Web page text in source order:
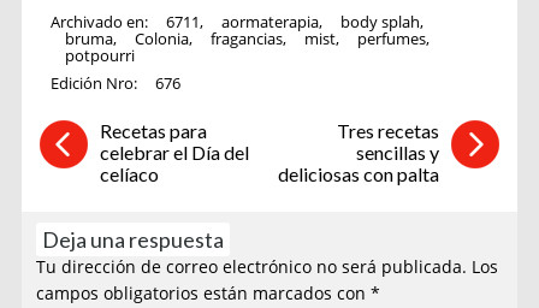
Archivado en: 6711, aormaterapia, body splah,
bruma, Colonia, fragancias, mist, perfumes,
potpourri
Edición Nro:
676
Recetas para
celebrar el Día del
celíaco
Tres recetas
sencillas y
deliciosas con palta
Deja una respuesta
Tu dirección de correo electrónico no será publicada. Los
campos obligatorios están marcados con*